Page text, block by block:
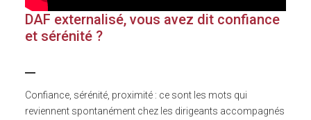
DAF externalisé, vous avez dit confiance
et sérénité ?
Confiance, sérénité, proximité : ce sont les mots qui
reviennent spontanément chez les dirigeants accompagnés